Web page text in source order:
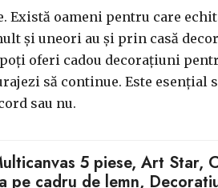
oameni pentru care
și uneori au și prin casă
oferi cadou decorațiuni
să continue. Este esențial
sau nu.
5 piese, Art Star,
pe cadru de lemn,